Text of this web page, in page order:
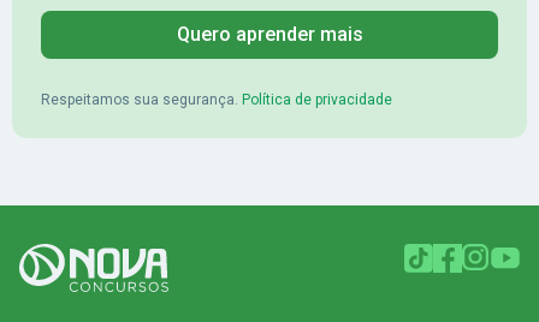
Quero aprender mais
Respeitamos sua segurança. Política de privacidade